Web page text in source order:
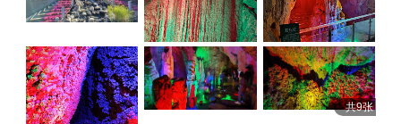
共9张